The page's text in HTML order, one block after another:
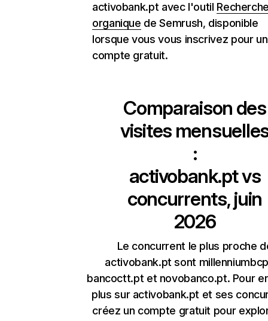
activobank.pt avec l'outil
organique de Semrush, disponible
lorsque vous vous inscrivez pour un
compte gratuit.
Comparaison des
visites
:
activobank.ptvs
concurrents, juin
2026
Le concurrent le plus proche
activobank.pt sont
bancoctt.pt et novobanco.pt. Pour
plus sur activobank.pt et ses
créez un compte gratuit pour